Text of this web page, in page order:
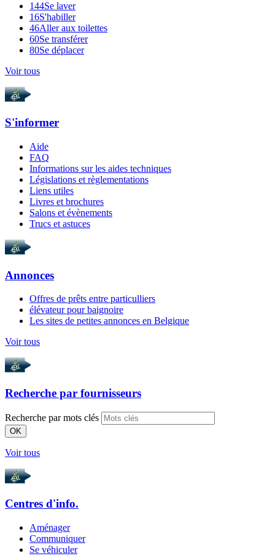
144Se laver
16S'habiller
46Aller aux toilettes
60Se transférer
80Se déplacer
Voir tous
S'informer
Aide
FAQ
Informations sur les aides techniques
Législations et règlementations
Liens utiles
Livres et brochures
Salons et évènements
Trucs et astuces
Annonces
Offres de prêts entre particulliers
élévateur pour baignoire
Les sites de petites annonces en Belgique
Voir tous
Recherche par fournisseurs
Recherche par mots clés
OK
Voir tous
Centres d'info.
Aménager
Communiquer
Se véhiculer